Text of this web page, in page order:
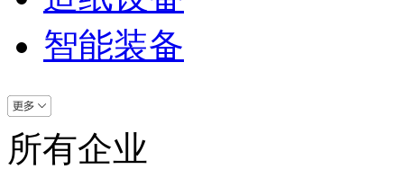
智能装备
所有企业